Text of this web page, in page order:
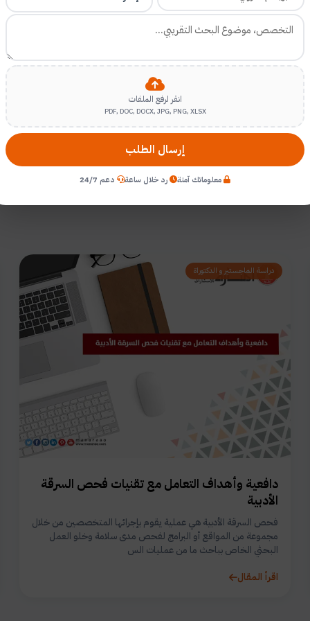
فيإعداد رسائل ماجستير ودكتوراهيرجى التواصل مباشرة مع
حيث سيتم تصنيفه والرد عليه في أسرع وقت ممكن.
للاستشارات لمساعدة الباحثين وطلبة الدراسات العليا -
دراسة الماجستير و الدكتوراة
دافعية وأهداف التعامل مع تقنيات فحص السرقة
الأدبية
فحص السرقة الأدبية هي عملية يقوم بإجرائها المتخصصين من خلال
مجموعة من المواقع أو البرامج لفحص مدى سلامة وخلو العمل
البحثي الخاص بباحث ما من عمليات الس
اقرأ المقال
انقر لرفع الملفات
PDF, DOC, DOCX, JPG, PNG, XLSX
إرسال الطلب
معلوماتك آمنة رد خلال ساعة دعم 24/7